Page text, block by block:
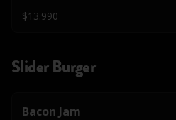
morada, pepinillo, chedar sause y los
$13.990
Slider Burger
Bacon Jam